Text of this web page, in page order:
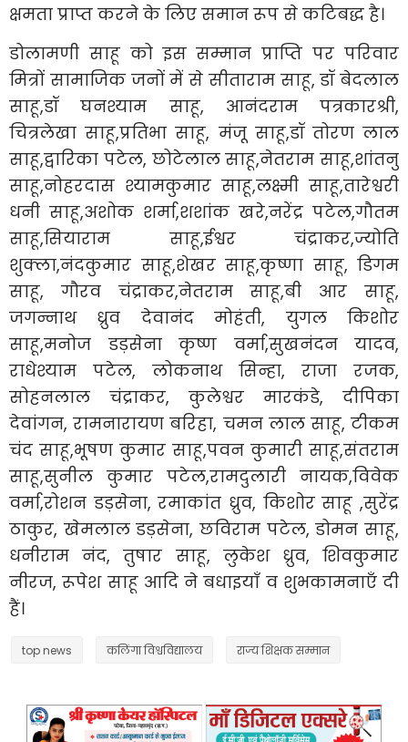
क्षमता प्राप्त करने के लिए समान रूप से कटिबद्ध है।
डोलामणी साहू को इस सम्मान प्राप्ति पर परिवार
मित्रों सामाजिक जनों में से सीताराम साहू, डॉ बेदलाल
साहू,डॉ घनश्याम साहू, आनंदराम पत्रकारश्री,
चित्रलेखा साहू,प्रतिभा साहू, मंजू साहू,डॉ तोरण लाल
साहू,द्वारिका पटेल, छोटेलाल साहू,नेतराम साहू,शांतनु
साहू,नोहरदास श्यामकुमार साहू,लक्ष्मी साहू,तारेश्वरी
धनी साहू,अशोक शर्मा,शशांक खरे,नरेंद्र पटेल,गौतम
साहू,सियाराम साहू,ईश्वर चंद्राकर,ज्योति
शुक्ला,नंदकुमार साहू,शेखर साहू,कृष्णा साहू, डिगम
साहू, गौरव चंद्राकर,नेतराम साहू,बी आर साहू,
जगन्नाथ ध्रुव देवानंद मोहंती, युगल किशोर
साहू,मनोज डड़सेना कृष्ण वर्मा,सुखनंदन यादव,
राधेश्याम पटेल, लोकनाथ सिन्हा, राजा रजक,
सोहनलाल चंद्राकर, कुलेश्वर मारकंडे, दीपिका
देवांगन, रामनारायण बरिहा, चमन लाल साहू, टीकम
चंद साहू,भूषण कुमार साहू,पवन कुमारी साहू,संतराम
साहू,सुनील कुमार पटेल,रामदुलारी नायक,विवेक
वर्मा,रोशन डड़सेना, रमाकांत ध्रुव, किशोर साहू ,सुरेंद्र
ठाकुर, खेमलाल डड़सेना, छविराम पटेल, डोमन साहू,
धनीराम नंद, तुषार साहू, लुकेश ध्रुव, शिवकुमार
नीरज, रूपेश साहू आदि ने बधाइयाँ व शुभकामनाएँ दी
हैं।
top news कलिंगा विश्वविद्यालय राज्य शिक्षक सम्मान